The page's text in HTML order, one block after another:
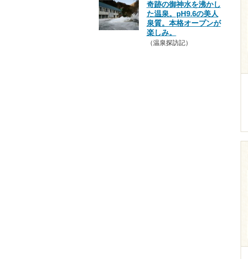
奇跡の御神水を沸かし
た温泉。pH9.6の美人
泉質。本格オープンが
楽しみ。
（温泉探訪記）